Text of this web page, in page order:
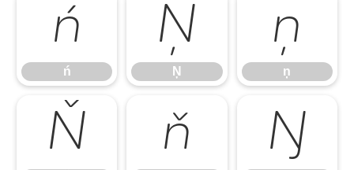
ń
ń
Ņ
Ņ
ņ
ņ
Ň ň Ŋ